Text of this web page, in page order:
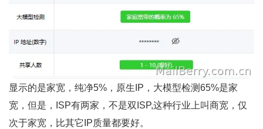
显示的是家宽，纯净5%，原生IP，大模型检测65%是家
宽，但是，ISP有两家，不是双ISP,这种行业上叫商宽，仅
次于家宽，比其它IP质量都要好。